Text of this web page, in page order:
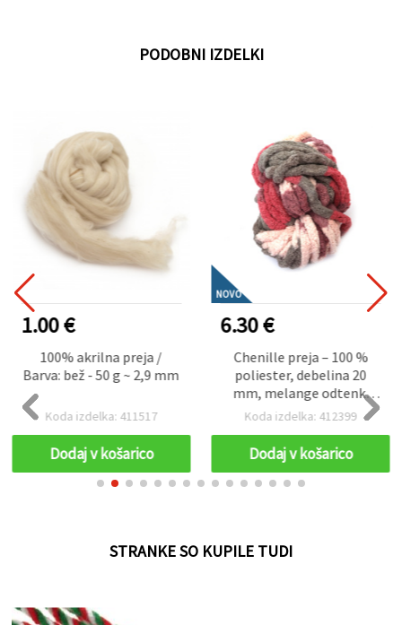
PODOBNI IZDELKI
1.00 €
100% akrilna preja /
Barva: bež - 50 g ~ 2,9 mm
Koda izdelka: 411517
Dodaj v košarico
NOVO
6.30 €
Chenille preja – 100 %
poliester, debelina 20
mm, melange odtenki
sive, roza, pudraste in
(assorted)
Koda izdelka: 412399
Dodaj v košarico
STRANKE SO KUPILE TUDI